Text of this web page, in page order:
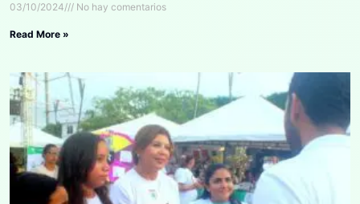
03/10/2024 No hay comentarios
Read More »